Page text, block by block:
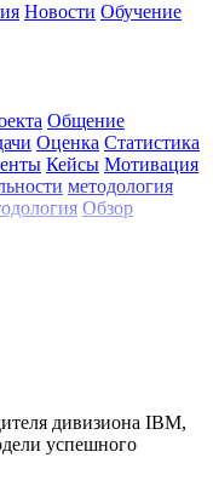
Новости Обучение
Общение
Оценка Статистика
Кейсы Мотивация
методология
Обзор
дивизиона IBM,
успешного